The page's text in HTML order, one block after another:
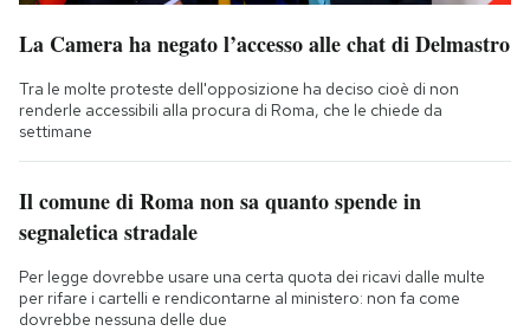
La Camera ha negato l’accesso alle chat di Delmastro
Tra le molte proteste dell'opposizione ha deciso cioè di non
renderle accessibili alla procura di Roma, che le chiede da
settimane
Il comune di Roma non sa quanto spende in
segnaletica stradale
Per legge dovrebbe usare una certa quota dei ricavi dalle multe
per rifare i cartelli e rendicontarne al ministero: non fa come
dovrebbe nessuna delle due